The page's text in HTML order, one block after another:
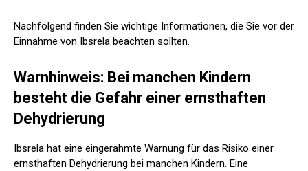
Nachfolgend finden Sie wichtige Informationen, die Sie vor der
Einnahme von Ibsrela beachten sollten.
Warnhinweis: Bei manchen Kindern
besteht die Gefahr einer ernsthaften
Dehydrierung
Ibsrela hat eine eingerahmte Warnung für das Risiko einer
ernsthaften Dehydrierung bei manchen Kindern. Eine